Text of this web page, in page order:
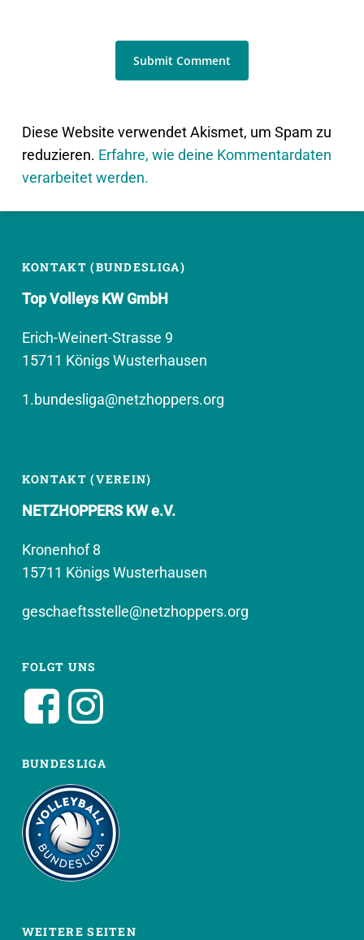
Diese Website verwendet Akismet, um Spam zu
reduzieren. Erfahre, wie deine Kommentardaten
verarbeitet werden.
KONTAKT (BUNDESLIGA)
Top Volleys KW GmbH
Erich-Weinert-Strasse 9
15711 Königs Wusterhausen
1.bundesliga@netzhoppers.org
KONTAKT (VEREIN)
NETZHOPPERS KW e.V.
Kronenhof 8
15711 Königs Wusterhausen
geschaeftsstelle@netzhoppers.org
FOLGT UNS
BUNDESLIGA
WEITERE SEITEN